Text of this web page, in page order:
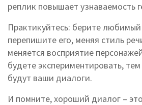
реплик повышает узнаваемость
Практикуйтесь: берите
перепишите его, меняя стиль
меняется восприятие
будете экспериментировать,
будут ваши диалоги.
И помните, хороший диалог –